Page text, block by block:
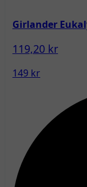
Girlander
119,20 kr
149 kr